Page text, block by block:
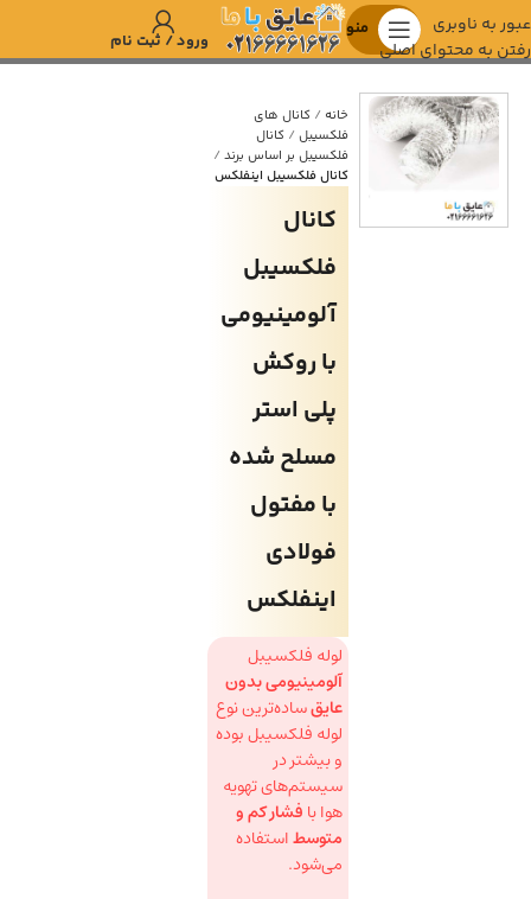
عبور به ناوبری
رفتن به محتوای اصلی
منو
ورود / ثبت نام
خانه
کانال های
فلکسیبل
کانال
فلکسیبل بر اساس برند
کانال فلکسیبل اینفلکس
کانال
فلکسیبل
آلومینیومی
با روکش
پلی استر
مسلح شده
با مفتول
فولادی
اینفلکس
لوله فلکسیبل
آلومینیومی بدون
عایقساده‌ترین نوع
لوله فلکسیبل بوده
و بیشتر در
سیستم‌های تهویه
هوا با فشار کم و
متوسطاستفاده
می‌شود.